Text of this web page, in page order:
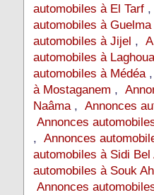
automobiles à El Tarf
automobiles à Guelma
automobiles à Jijel ,
automobiles à
automobiles à Médéa
à Mostaganem ,
Naâma, Annonces
Annonces
, Annonces
automobiles à Sidi Bel
automobiles à Souk
Annonces